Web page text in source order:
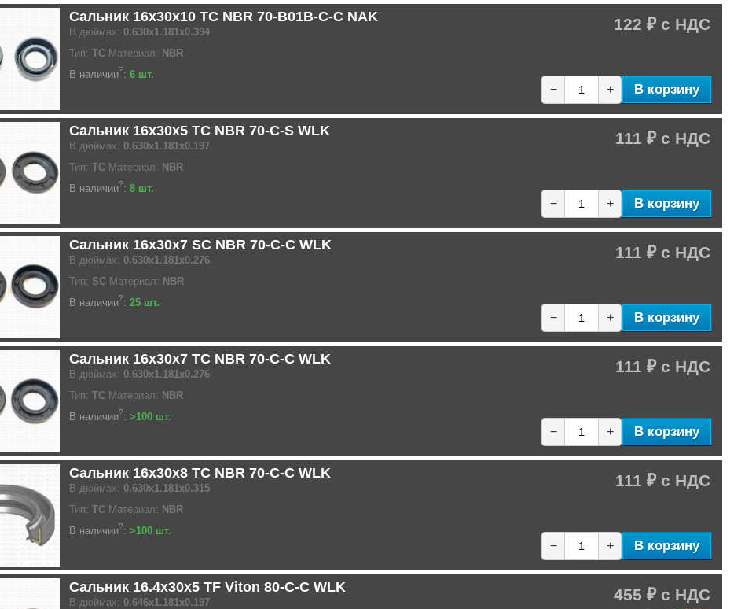
Сальник 16x30x10 TC NBR 70-B01B-C-C NAK
В дюймах: 0.630x1.181x0.394
Тип: TC Материал: NBR
В наличии?: 6 шт.
122 ₽
− + В корзину
Сальник 16x30x5 TC NBR 70-C-S WLK
В дюймах: 0.630x1.181x0.197
Тип: TC Материал: NBR
В наличии?: 8 шт.
111 ₽
− + В корзину
Сальник 16x30x7 SC NBR 70-C-C WLK
В дюймах: 0.630x1.181x0.276
Тип: SC Материал: NBR
В наличии?: 25 шт.
111 ₽
− + В корзину
Сальник 16x30x7 TC NBR 70-C-C WLK
В дюймах: 0.630x1.181x0.276
Тип: TC Материал: NBR
В наличии?: >100 шт.
111 ₽
− + В корзину
Сальник 16x30x8 TC NBR 70-C-C WLK
В дюймах: 0.630x1.181x0.315
Тип: TC Материал: NBR
В наличии?: >100 шт.
111 ₽
− + В корзину
Сальник 16.4x30x5 TF Viton 80-C-C WLK
В дюймах: 0.646x1.181x0.197
455 ₽